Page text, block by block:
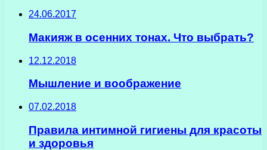
24.06.2017
Макияж в осенних тонах. Что выбрать?
12.12.2018
Мышление и воображение
07.02.2018
Правила интимной гигиены для красоты
и здоровья